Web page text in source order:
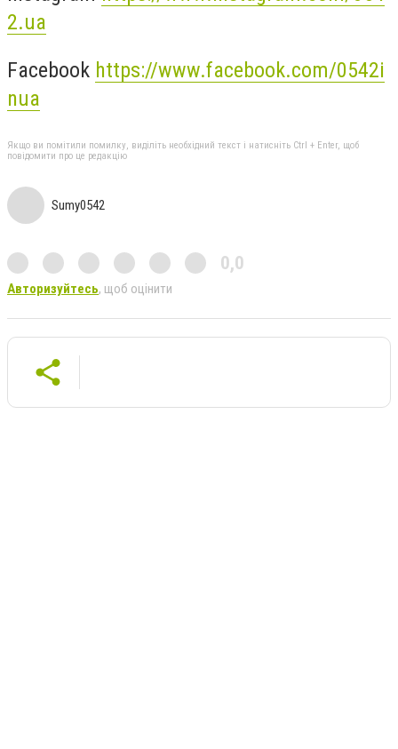
2.ua
Facebook https://www.facebook.com/0542i
nua
Якщо ви помітили помилку, виділіть необхідний текст і натисніть Ctrl + Enter, щоб
повідомити про це редакцію
Sumy0542
0,0
Авторизуйтесь, щоб оцінити